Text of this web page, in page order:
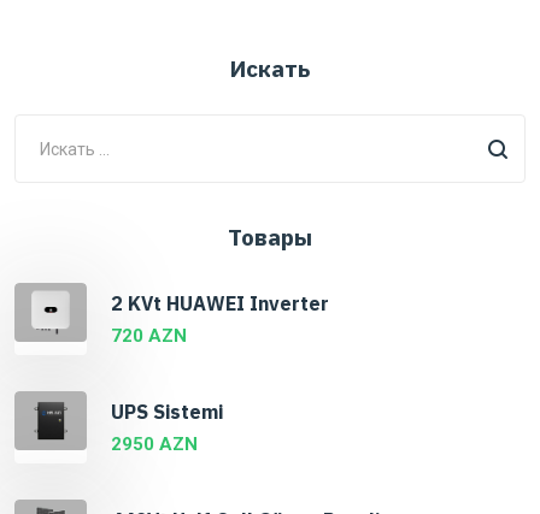
Искать
Товары
2 KVt HUAWEI Inverter
720 AZN
UPS Sistemi
2950 AZN